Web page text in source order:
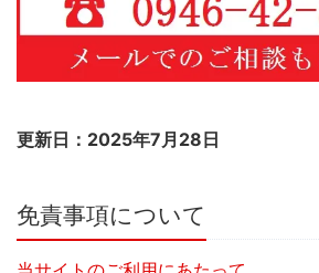
更新日：2025年7月28日
免責事項について